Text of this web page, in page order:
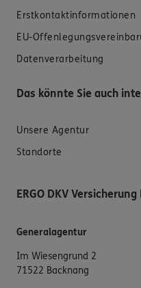
Erstkontaktinformationen
EU-
Datenverarbeitung
Das könnte Sie auch
Unsere Agentur
Standorte
ERGO DKV
Generalagentur
Im Wiesengrund 2
71522 Backnang